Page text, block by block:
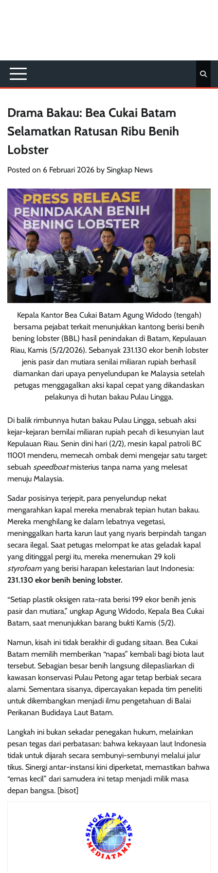
Drama Bakau: Bea Cukai Batam
Selamatkan Ratusan Ribu Benih
Lobster
Posted on 6 Februari 2026 by Singkap News
Kepala Kantor Bea Cukai Batam Agung Widodo (tengah)
bersama pejabat terkait menunjukkan kantong berisi benih
bening lobster (BBL) hasil penindakan di Batam, Kepulauan
Riau, Kamis (5/2/2026). Sebanyak 231.130 ekor benih lobster
jenis pasir dan mutiara senilai miliaran rupiah berhasil
diamankan dari upaya penyelundupan ke Malaysia setelah
petugas menggagalkan aksi kapal cepat yang dikandaskan
pelakunya di hutan bakau Pulau Lingga.
Di balik rimbunnya hutan bakau Pulau Lingga, sebuah aksi
kejar-kejaran bernilai miliaran rupiah pecah di kesunyian laut
Kepulauan Riau. Senin dini hari (2/2), mesin kapal patroli BC
11001 menderu, memecah ombak demi mengejar satu target:
sebuah speedboatmisterius tanpa nama yang melesat
menuju Malaysia.
Sadar posisinya terjepit, para penyelundup nekat
mengarahkan kapal mereka menabrak tepian hutan bakau.
Mereka menghilang ke dalam lebatnya vegetasi,
meninggalkan harta karun laut yang nyaris berpindah tangan
secara ilegal. Saat petugas melompat ke atas geladak kapal
yang ditinggal pergi itu, mereka menemukan 29 koli
styrofoamyang berisi harapan kelestarian laut Indonesia:
231.130 ekor benih bening lobster.
“Setiap plastik oksigen rata-rata berisi 199 ekor benih jenis
pasir dan mutiara,” ungkap Agung Widodo, Kepala Bea Cukai
Batam, saat menunjukkan barang bukti Kamis (5/2).
Namun, kisah ini tidak berakhir di gudang sitaan. Bea Cukai
Batam memilih memberikan “napas” kembali bagi biota laut
tersebut. Sebagian besar benih langsung dilepasliarkan di
kawasan konservasi Pulau Petong agar tetap berbiak secara
alami. Sementara sisanya, dipercayakan kepada tim peneliti
untuk dikembangkan menjadi ilmu pengetahuan di Balai
Perikanan Budidaya Laut Batam.
Langkah ini bukan sekadar penegakan hukum, melainkan
pesan tegas dari perbatasan: bahwa kekayaan laut Indonesia
tidak untuk dijarah secara sembunyi-sembunyi melalui jalur
tikus. Sinergi antar-instansi kini diperketat, memastikan bahwa
“emas kecil” dari samudera ini tetap menjadi milik masa
depan bangsa. [bisot]